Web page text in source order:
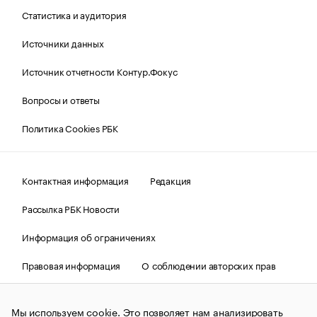
Статистика и аудитория
Источники данных
Источник отчетности Контур.Фокус
Вопросы и ответы
Политика Cookies РБК
Контактная информация
Редакция
Рассылка РБК Новости
Информация об ограничениях
Правовая информация
О соблюдении авторских прав
(зарегистрировано Федеральной службой по надзору в сфере
Мы используем cookie. Это позволяет нам анализировать